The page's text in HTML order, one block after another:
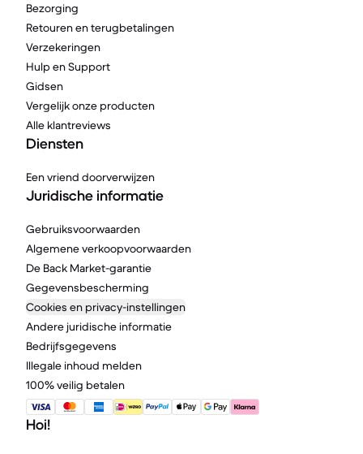
Bezorging
Retouren en terugbetalingen
Verzekeringen
Hulp en Support
Gidsen
Vergelijk onze producten
Alle klantreviews
Diensten
Een vriend doorverwijzen
Juridische informatie
Gebruiksvoorwaarden
Algemene verkoopvoorwaarden
De Back Market-garantie
Gegevensbescherming
Cookies en privacy-instellingen
Andere juridische informatie
Bedrijfsgegevens
Illegale inhoud melden
100% veilig betalen
Hoi!